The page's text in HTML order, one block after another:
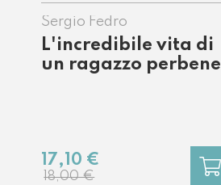
L'incredibile vita di
un ragazzo perbene
Sergio Fedro
18,00 €
17,10 €